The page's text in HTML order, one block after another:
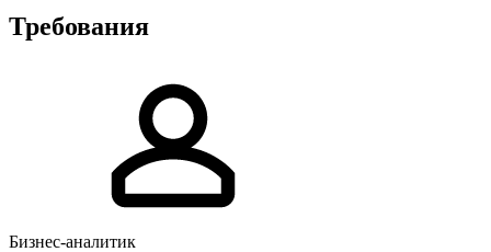
Требования
Бизнес-аналитик